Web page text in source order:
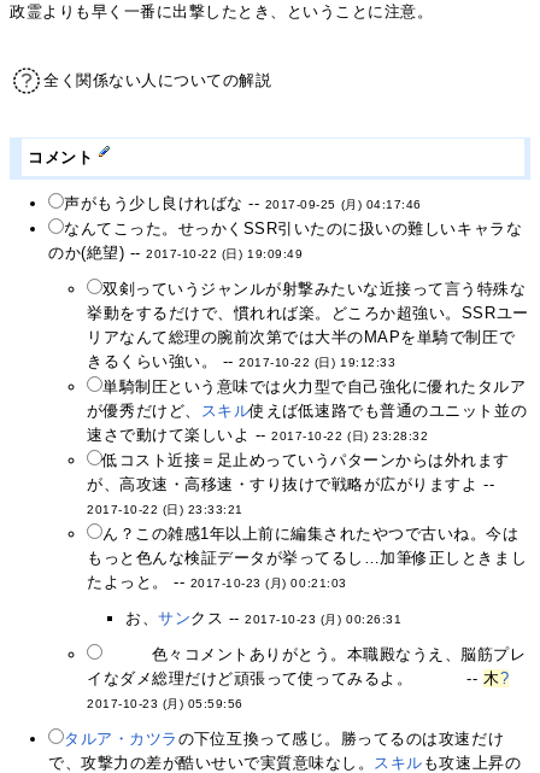
政霊よりも早く一番に出撃したとき、ということに注意。
全く関係ない人についての解説
コメント
声がもう少し良ければな -- 2017-09-25 (月) 04:17:46
なんてこった。せっかくSSR引いたのに扱いの難しいキャラな
のか(絶望) --2017-10-22 (日) 19:09:49
双剣っていうジャンルが射撃みたいな近接って言う特殊な
挙動をするだけで、慣れれば楽。どころか超強い。SSRユー
リアなんて総理の腕前次第では大半のMAPを単騎で制圧で
きるくらい強い。 --2017-10-22 (日) 19:12:33
単騎制圧という意味では火力型で自己強化に優れたタルア
が優秀だけど、 スキル使えば低速路でも普通のユニット並の
速さで動けて楽しいよ --2017-10-22 (日) 23:28:32
低コスト近接＝足止めっていうパターンからは外れます
が、高攻速・高移速・すり抜けで戦略が広がりますよ --
2017-10-22 (日) 23:33:21
ん？この雑感1年以上前に編集されたやつで古いね。今は
もっと色んな検証データが挙ってるし…加筆修正しときまし
たよっと。 -- 2017-10-23 (月) 00:21:03
お、サンクス --2017-10-23 (月) 00:26:31
色々コメントありがとう。本職殿なうえ、脳筋プレ
イなダメ総理だけど頑張って使ってみるよ。
-- 木?
2017-10-23 (月) 05:59:56
タルア・カツラ の下位互換って感じ。勝ってるのは攻速だけ
で、攻撃力の差が酷いせいで実質意味なし。
スキル も攻速上昇の